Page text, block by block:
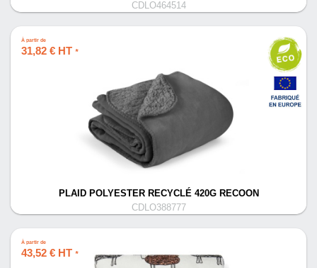
CDLO464514
À partir de
31,82 € HT *
PLAID POLYESTER RECYCLÉ 420G RECOON
CDLO388777
À partir de
43,52 € HT *